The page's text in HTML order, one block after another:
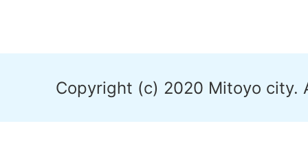
Copyright (c) 2020 Mitoyo city.